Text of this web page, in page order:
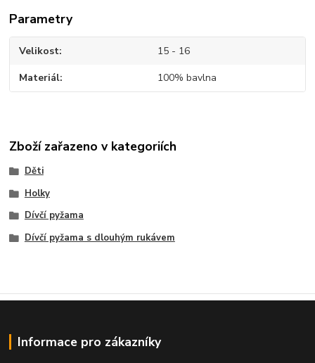
Parametry
Velikost 15 - 16
Materiál 100% bavlna
Zboží zařazeno v kategoriích
Děti
Holky
Dívčí pyžama
Dívčí pyžama s dlouhým rukávem
Informace pro zákazníky